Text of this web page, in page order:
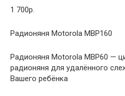
1 700р.
Радионяня Motorola MBP160
Радионяня Motorola MBP60 —
радионяня для удалённого
Вашего ребёнка